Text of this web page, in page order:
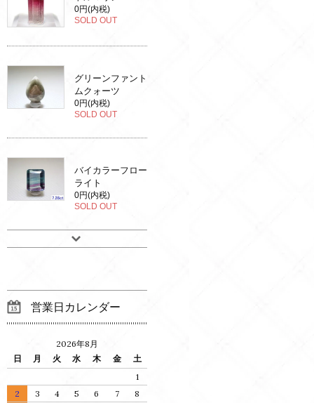
0円(内税)
SOLD OUT
グリーンファント
ムクォーツ
0円(内税)
SOLD OUT
バイカラーフロー
ライト
0円(内税)
SOLD OUT
営業日カレンダー
2026年8月
日
月 火 水 木 金
土
1
2
3 4 5 6 7 8